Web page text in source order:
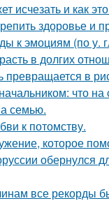
исчезать и как
здоровье и
к эмоциям (по у.
в долгих
превращается в
что на
семью.
к потомству.
которое
обернулся
все рекорды